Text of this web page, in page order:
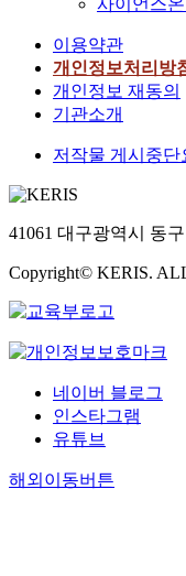
사이언스온
이용약관
개인정보처리방
개인정보 재동의
기관소개
저작물 게시중단
41061 대구광역시 동
Copyright© KERIS.
네이버 블로그
인스타그램
유튜브
해외이동버튼